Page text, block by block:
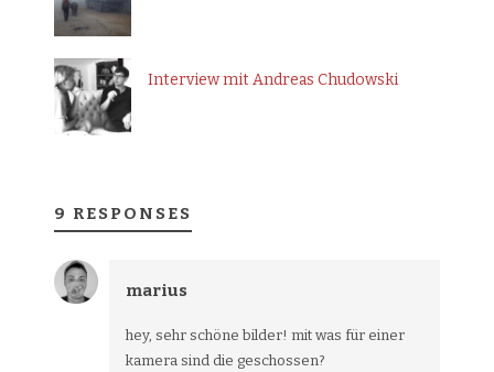
Interview mit Andreas Chudowski
9 RESPONSES
marius
hey, sehr schöne bilder! mit was für einer
kamera sind die geschossen?